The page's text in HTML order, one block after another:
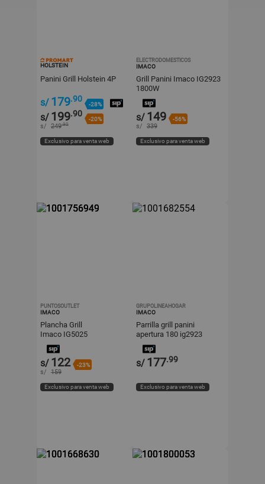
HOLSTEIN
Panini Grill Holstein 4P
s/ 179.90
-28%
s/ 199.90
-20%
s/ 249.90
Exclusivo para venta web
ELECTRODOMESTICOS
IMACO
Grill Panini Imaco IG2923
1800W
s/ 149 -56%
s/ 339
Exclusivo para venta web
PUNTOSOUTLET
IMACO
Plancha Grill
Imaco IG5025
antiadherente
s/ 122 -23%
s/ 159
Exclusivo para venta web
GRUPOLINEAHOGAR
IMACO
Parrilla grill panini
apertura 180 ig2923
s/ 177.99
Exclusivo para venta web